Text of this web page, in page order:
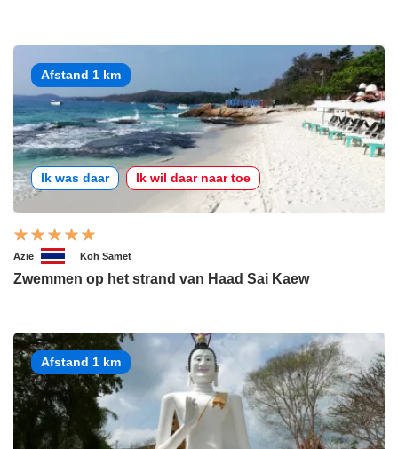
Afstand 1 km
Ik was daar Ik wil daar naar toe
Azië Koh Samet
Zwemmen op het strand van Haad Sai Kaew
Afstand 1 km